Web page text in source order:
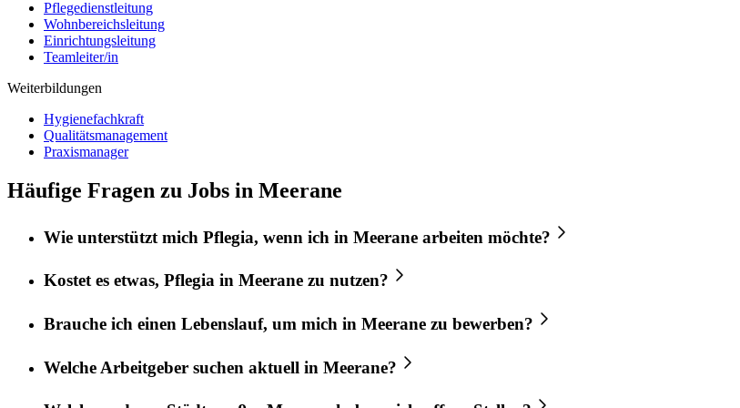
Pflegedienstleitung
Wohnbereichsleitung
Einrichtungsleitung
Teamleiter/in
Weiterbildungen
Hygienefachkraft
Qualitätsmanagement
Praxismanager
Häufige Fragen zu Jobs in Meerane
Wie unterstützt mich Pflegia, wenn ich in Meerane arbeiten möchte?
Kostet es etwas, Pflegia in Meerane zu nutzen?
Brauche ich einen Lebenslauf, um mich in Meerane zu bewerben?
Welche Arbeitgeber suchen aktuell in Meerane?